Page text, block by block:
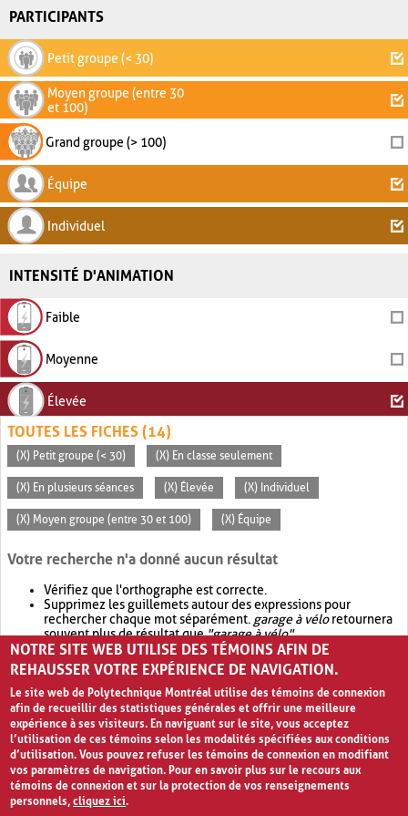
PARTICIPANTS
Petit groupe (< 30)
Moyen groupe (entre 30
et 100)
Grand groupe (> 100)
Équipe
Individuel
INTENSITÉ D'ANIMATION
Faible
Moyenne
Élevée
TOUTES LES FICHES (14)
(X) Petit groupe (< 30) (X) En classe seulement
(X) En plusieurs séances (X) Élevée (X) Individuel
(X) Moyen groupe (entre 30 et 100) (X) Équipe
Votre recherche n'a donné aucun résultat
Vérifiez que l'orthographe est correcte.
Supprimez les guillemets autour des expressions pour
rechercher chaque mot séparément. garage à véloretournera
souvent plus de résultat que"garage à vélo".
Envisagez d'élargir votre recherche avec OR.garage OR vélo
retournera souvent plus de résultat quegarage à vélo
NOTRE SITE WEB UTILISE DES TÉMOINS AFIN DE
REHAUSSER VOTRE EXPÉRIENCE DE NAVIGATION.
Le site web de Polytechnique Montréal utilise des témoins de connexion
afin de recueillir des statistiques générales et offrir une meilleure
expérience à ses visiteurs. En naviguant sur le site, vous acceptez
l’utilisation de ces témoins selon les modalités spécifiées aux conditions
d’utilisation. Vous pouvez refuser les témoins de connexion en modifiant
vos paramètres de navigation. Pour en savoir plus sur le recours aux
témoins de connexion et sur la protection de vos renseignements
personnels,cliquez ici.